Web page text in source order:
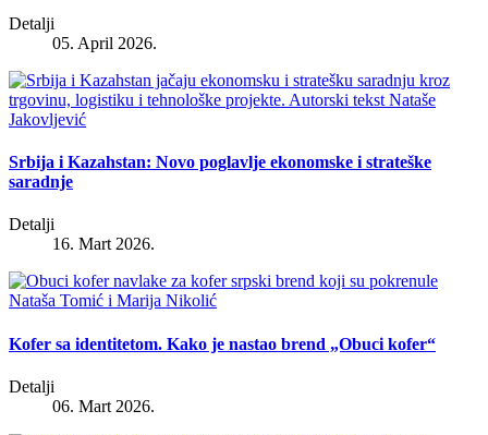
Detalji
05. April 2026.
Srbija i Kazahstan: Novo poglavlje ekonomske i strateške
saradnje
Detalji
16. Mart 2026.
Kofer sa identitetom. Kako je nastao brend „Obuci kofer“
Detalji
06. Mart 2026.